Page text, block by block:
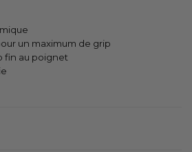
un maximum de grip
fin au poignet